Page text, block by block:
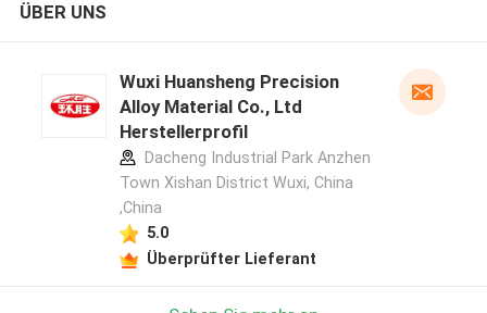
ÜBER UNS
Wuxi Huansheng Precision
Alloy Material Co., Ltd
Herstellerprofil
Dacheng Industrial Park Anzhen
Town Xishan District Wuxi, China
,China
5.0
Überprüfter Lieferant